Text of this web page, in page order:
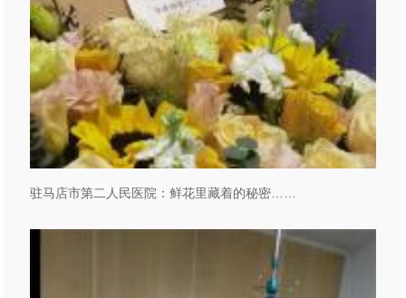
驻马店市第二人民医院：鲜花里藏着的秘密……